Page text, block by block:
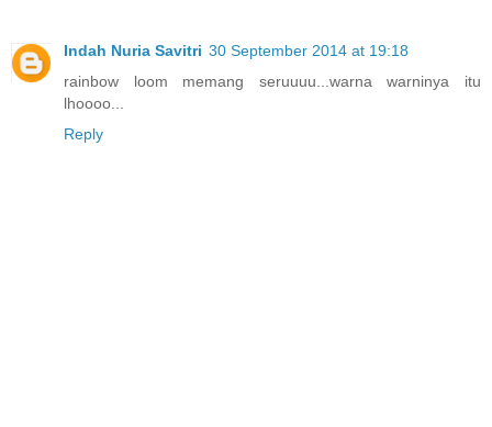
Indah Nuria Savitri 30 September 2014 at 19:18
rainbow loom memang seruuuu...warna warninya itu
lhoooo...
Reply